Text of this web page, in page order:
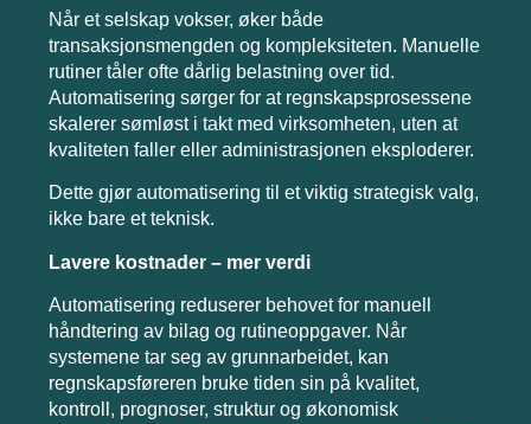
Når et selskap vokser, øker både
transaksjonsmengden og kompleksiteten. Manuelle
rutiner tåler ofte dårlig belastning over tid.
Automatisering sørger for at regnskapsprosessene
skalerer sømløst i takt med virksomheten, uten at
kvaliteten faller eller administrasjonen eksploderer.
Dette gjør automatisering til et viktig strategisk valg,
ikke bare et teknisk.
Lavere kostnader – mer verdi
Automatisering reduserer behovet for manuell
håndtering av bilag og rutineoppgaver. Når
systemene tar seg av grunnarbeidet, kan
regnskapsføreren bruke tiden sin på kvalitet,
kontroll, prognoser, struktur og økonomisk